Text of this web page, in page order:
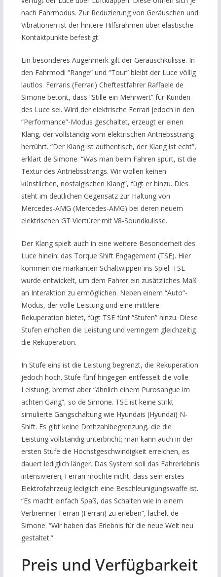
nach Fahrmodus. Zur Reduzierung von Geräuschen und
Vibrationen ist der hintere Hilfsrahmen über elastische
Kontaktpunkte befestigt.
Ein besonderes Augenmerk gilt der Geräuschkulisse. In
den Fahrmodi “Range” und “Tour” bleibt der Luce völlig
lautlos. Ferraris (Ferrari) Cheftestfahrer Raffaele de
Simone betont, dass “Stille ein Mehrwert” für Kunden
des Luce sei. Wird der elektrische Ferrari jedoch in den
“Performance”-Modus geschaltet, erzeugt er einen
Klang, der vollständig vom elektrischen Antriebsstrang
herrührt. “Der Klang ist authentisch, der Klang ist echt”,
erklärt de Simone. “Was man beim Fahren spürt, ist die
Textur des Antriebsstrangs. Wir wollen keinen
künstlichen, nostalgischen Klang”, fügt er hinzu. Dies
steht im deutlichen Gegensatz zur Haltung von
Mercedes-AMG (Mercedes-AMG) bei deren neuem
elektrischen GT Viertürer mit V8-Soundkulisse.
Der Klang spielt auch in eine weitere Besonderheit des
Luce hinein: das Torque Shift Engagement (TSE). Hier
kommen die markanten Schaltwippen ins Spiel. TSE
wurde entwickelt, um dem Fahrer ein zusätzliches Maß
an Interaktion zu ermöglichen. Neben einem “Auto”-
Modus, der volle Leistung und eine mittlere
Rekuperation bietet, fügt TSE fünf “Stufen” hinzu. Diese
Stufen erhöhen die Leistung und verringern gleichzeitig
die Rekuperation.
In Stufe eins ist die Leistung begrenzt, die Rekuperation
jedoch hoch. Stufe fünf hingegen entfesselt die volle
Leistung, bremst aber “ähnlich einem Purosangue im
achten Gang”, so de Simone. TSE ist keine strikt
simulierte Gangschaltung wie Hyundais (Hyundai) N-
Shift. Es gibt keine Drehzahlbegrenzung, die die
Leistung vollständig unterbricht; man kann auch in der
ersten Stufe die Höchstgeschwindigkeit erreichen, es
dauert lediglich länger. Das System soll das Fahrerlebnis
intensivieren; Ferrari möchte nicht, dass sein erstes
Elektrofahrzeug lediglich eine Beschleunigungswaffe ist.
“Es macht einfach Spaß, das Schalten wie in einem
Verbrenner-Ferrari (Ferrari) zu erleben”, lächelt de
Simone. “Wir haben das Erlebnis für die neue Welt neu
gestaltet.”
Preis und Verfügbarkeit